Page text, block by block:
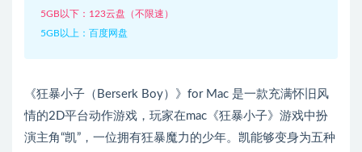
5GB以下：123云盘（不限速）
5GB以上：百度网盘
《狂暴小子（Berserk Boy）》for Mac 是一款充满怀旧风
情的2D平台动作游戏，玩家在mac《狂暴小子》游戏中扮
演主角“凯”，一位拥有狂暴魔力的少年。凯能够变身为五种